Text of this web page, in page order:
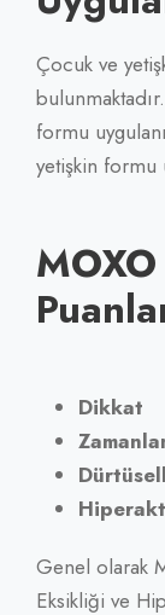
Çocuk ve
formu
yetişkin formu
Dikkat
Genel olarak
Eksikliği ve